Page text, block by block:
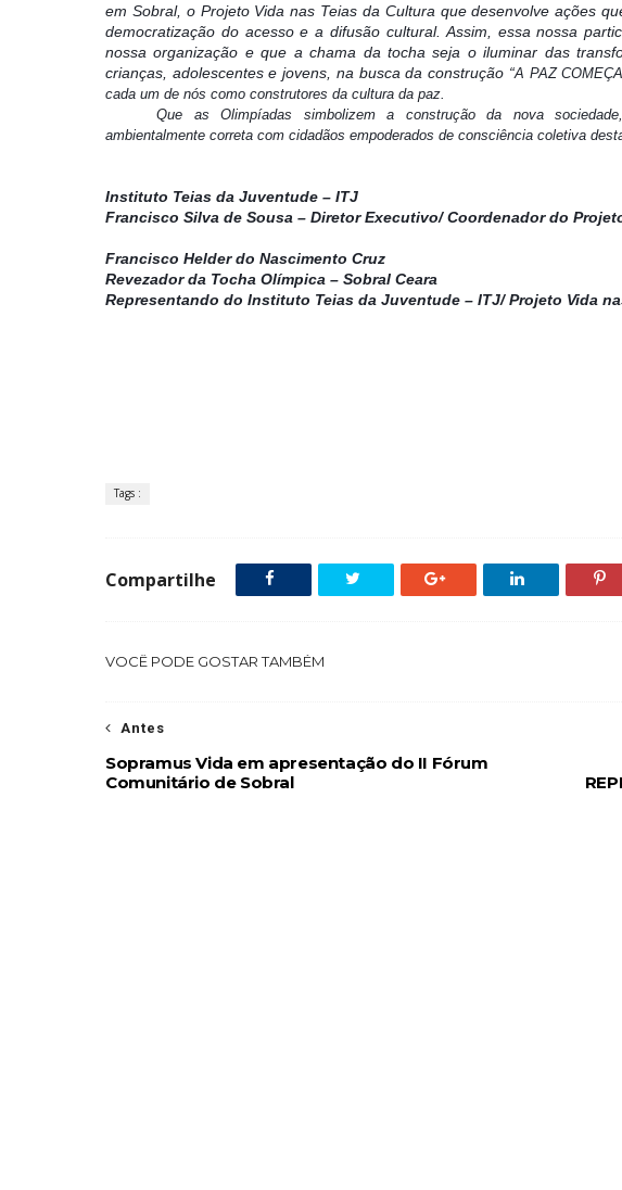
em Sobral, o Projeto Vida nas Teias da Cultura que desenvolve ações
democratização do acesso e a difusão cultural. Assim, essa nossa
nossa organização e que a chama da tocha seja o iluminar das
crianças, adolescentes e jovens, na busca da construção “A PAZ
cada um de nós como construtores da cultura da paz.
Que as Olimpíadas simbolizem a construção da nova
ambientalmente correta com cidadãos empoderados de consciência coletiva
Instituto Teias da Juventude – ITJ
Francisco Silva de Sousa – Diretor Executivo/ Coordenador do
Francisco Helder do Nascimento Cruz
Revezador da Tocha Olímpica – Sobral Ceara
Representando do Instituto Teias da Juventude – ITJ/ Projeto Vida
Tags :
Compartilhe
VOCÊ PODE GOSTAR TAMBÉM
Antes
Sopramus Vida em apresentação do II Fórum
Comunitário de Sobral